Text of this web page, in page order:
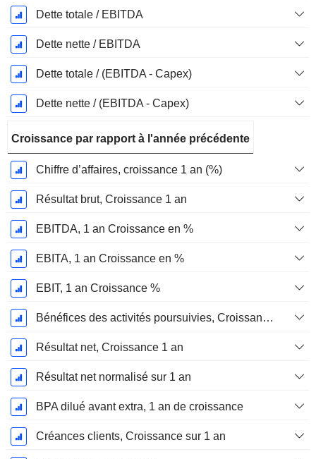
Dette totale / EBITDA
Dette nette / EBITDA
Dette totale / (EBITDA - Capex)
Dette nette / (EBITDA - Capex)
Croissance par rapport à l'année précédente
Chiffre d’affaires, croissance 1 an (%)
Résultat brut, Croissance 1 an
EBITDA, 1 an Croissance en %
EBITA, 1 an Croissance en %
EBIT, 1 an Croissance %
Bénéfices des activités poursuivies, Croissance 1 an
Résultat net, Croissance 1 an
Résultat net normalisé sur 1 an
BPA dilué avant extra, 1 an de croissance
Créances clients, Croissance sur 1 an